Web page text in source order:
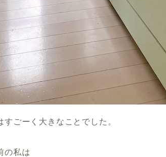
ごーく大きなことでした。
の私は